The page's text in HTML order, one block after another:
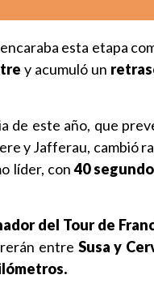
esta etapa
y acumuló un
de este año, que
y Jafferau, cambió
líder, con40
del Tour de
entre Susa y